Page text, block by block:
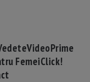
VideoPrime
FemeiClick!